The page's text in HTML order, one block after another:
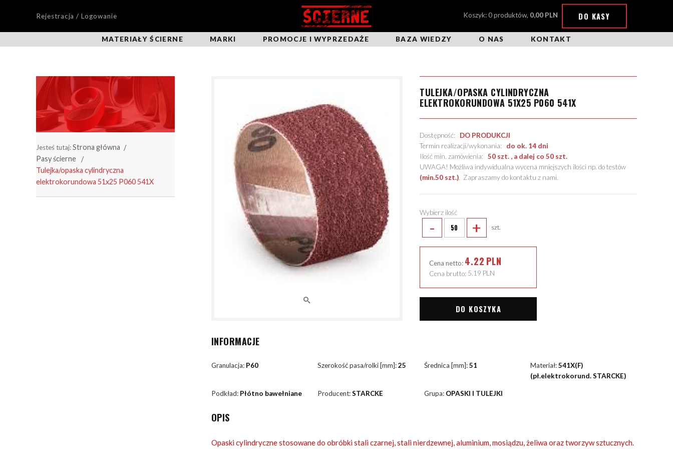
Rejestracja / Logowanie Koszyk: 0 produktów, 0,00 PLN DO KASY
MATERIAŁY ŚCIERNE MARKI PROMOCJE I WYPRZEDAŻE BAZA WIEDZY O NAS KONTAKT
Jesteś tutaj:Strona główna
Pasy ścierne
Tulejka/opaska cylindryczna
elektrokorundowa 51x25 P060 541X
TULEJKA/OPASKA CYLINDRYCZNA
ELEKTROKORUNDOWA 51X25 P060 541X
Dostępność: DO PRODUKCJI
Termin realizacji/wykonania: do ok. 14 dni
Ilość min. zamówienia:50 szt. , a dalej co 50 szt.
UWAGA! Możliwa indywidualna wycena mniejszych ilości np. do testów
(min.50 szt.). Zapraszamy do kontaktu z nami.
Wybierz ilość
- + szt.
Cena netto: 4.22 PLN
Cena brutto: 5.19 PLN
DO KOSZYKA
INFORMACJE
Granulacja: P60 Szerokość pasa/rolki [mm]:25 Średnica [mm]:51 Materiał:541X(F)
(pł.elektrokorund. STARCKE)
Podkład: Płótno bawełniane Producent:STARCKE Grupa: OPASKI I TULEJKI
OPIS
Opaski cylindryczne stosowane do obróbki stali czarnej, stali nierdzewnej, aluminium, mosiądzu, żeliwa oraz tworzyw sztucznych.